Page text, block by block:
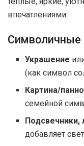
впечатлениями.
Символичные
Украшение
(как символ
Картина/панно
семейной
Подсвечники,
добавляет